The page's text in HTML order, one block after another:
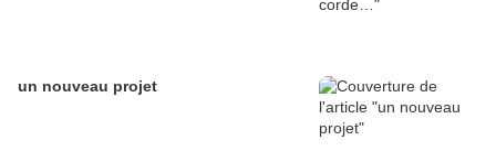
un nouveau projet